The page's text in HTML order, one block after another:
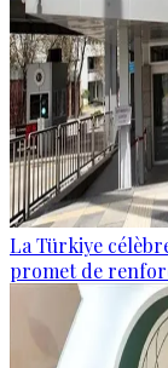
La Türkiye
promet de